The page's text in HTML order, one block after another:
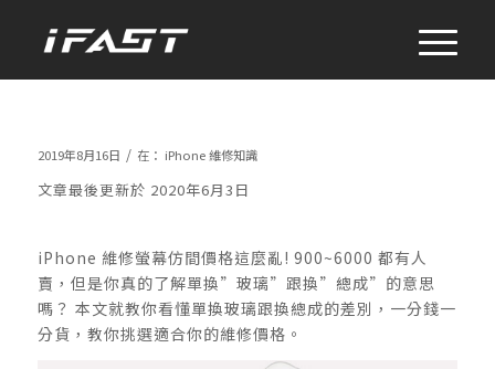
2019年8月16日 / 在： iPhone 維修知識
文章最後更新於 2020年6月3日
iPhone 維修螢幕仿間價格這麼亂! 900~6000 都有人
賣，但是你真的了解單換”玻璃”跟換”總成”的意思
嗎？ 本文就教你看懂單換玻璃跟換總成的差別，一分錢一
分貨，教你挑選適合你的維修價格。